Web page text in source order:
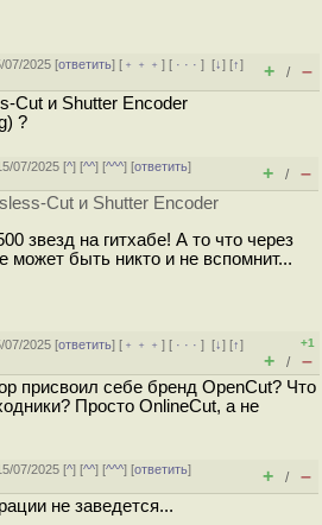
07/2025 [ответить] [ ﹢﹢﹢] [ · · ·][↓] [↑]
+ / –
Cut и Shutter Encoder
?
07/2025 [^] [^^] [^^^] [ответить]
+ / –
Cut и Shutter Encoder
звезд на гитхабе! А то что через
может быть никто и не вспомнит...
07/2025 [ответить] [ ﹢﹢﹢] [ · · ·][↓] [↑]
+1
+ / –
присвоил себе бренд OpenCut? Что
Просто OnlineCut, а не
07/2025 [^] [^^] [^^^] [ответить]
+ / –
не заведется...